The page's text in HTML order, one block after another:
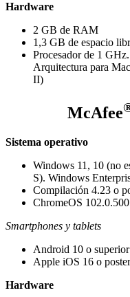
Hardware
2 GB de RAM
1,3 GB de espacio
Procesador de 1
Arquitectura para
II)
McAfee
Sistema operativo
Windows 11, 10 (no
S). Windows
Compilación 4.23 o
ChromeOS
Smartphones y tablets
Android 10 o superior
Apple iOS 16 o
Hardware